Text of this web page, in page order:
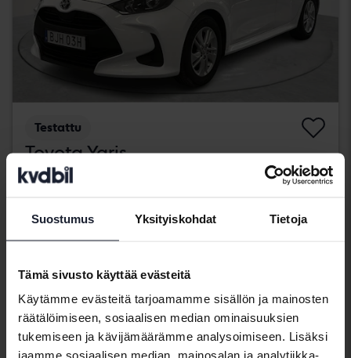
Suostumus Yksityiskohdat Tietoja
Tämä sivusto käyttää evästeitä
Käytämme evästeitä tarjoamamme sisällön ja mainosten
räätälöimiseen, sosiaalisen median ominaisuuksien
tukemiseen ja kävijämäärämme analysoimiseen. Lisäksi
jaamme sosiaalisen median, mainosalan ja analytiikka-
Testattu
Toyota Yaris
1.5 Hybrid 5dr
Bromölla